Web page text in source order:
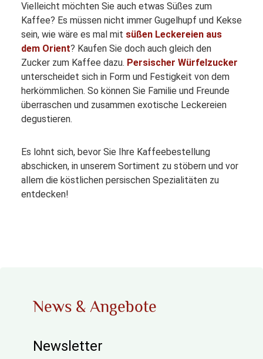
Vielleicht möchten Sie auch etwas Süßes zum
Kaffee? Es müssen nicht immer Gugelhupf und Kekse
sein, wie wäre es mal mit süßen Leckereien aus
dem Orient? Kaufen Sie doch auch gleich den
Zucker zum Kaffee dazu. Persischer Würfelzucker
unterscheidet sich in Form und Festigkeit von dem
herkömmlichen. So können Sie Familie und Freunde
überraschen und zusammen exotische Leckereien
degustieren.
Es lohnt sich, bevor Sie Ihre Kaffeebestellung
abschicken, in unserem Sortiment zu stöbern und vor
allem die köstlichen persischen Spezialitäten zu
entdecken!
News & Angebote
Newsletter